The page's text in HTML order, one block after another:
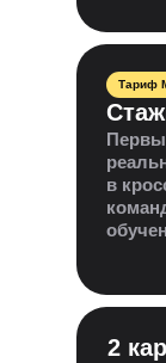
2
Тариф
в